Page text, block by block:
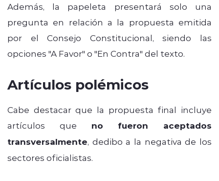
Además, la papeleta presentará solo una
pregunta en relación a la propuesta emitida
por el Consejo Constitucional, siendo las
opciones "A Favor" o "En Contra" del texto.
Artículos polémicos
Cabe destacar que la propuesta final incluye
artículos que no fueron aceptados
transversalmente, dedibo a la negativa de los
sectores oficialistas.